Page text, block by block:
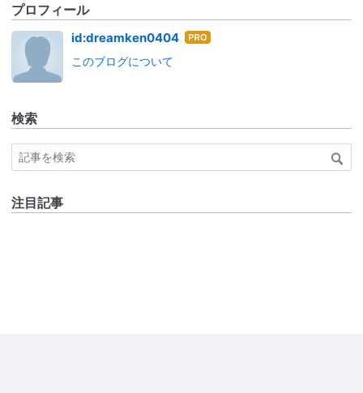
プロフィール
id:dreamken0404 はて
このブログについて
検索
注目記事